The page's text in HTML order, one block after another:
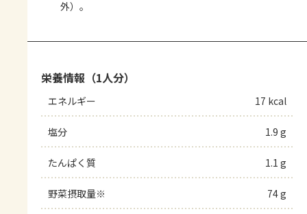
外）。
栄養情報（1人分）
エネルギー 17 kcal
塩分 1.9 g
たんぱく質 1.1 g
野菜摂取量※ 74 g